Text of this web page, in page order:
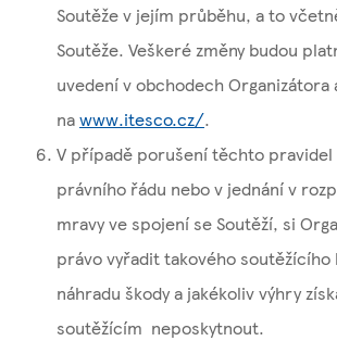
Soutěže v jejím průběhu, a to
Soutěže. Veškeré změny budou
uvedení v obchodech Organizátora
nawww.itesco.cz/.
V případě porušení těchto pravidel
právního řádu nebo v jednání v
mravy ve spojení se Soutěží, si
právo vyřadit takového soutěžícího
náhradu škody a jakékoliv výhry
soutěžícím neposkytnout.